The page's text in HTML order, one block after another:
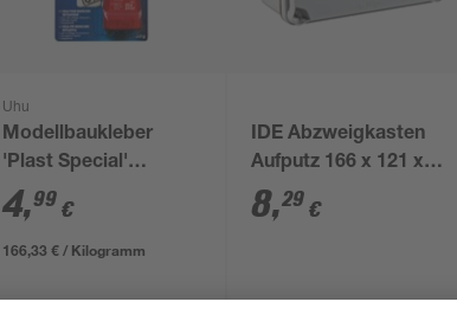
Uhu
Modellbaukleber
'Plast Special'
glasklar 30 g
4,99 €
166,33 € / Kilogramm
IDE Abzweigkasten
Aufputz 166 x 121 x
80 mm
8,29 €